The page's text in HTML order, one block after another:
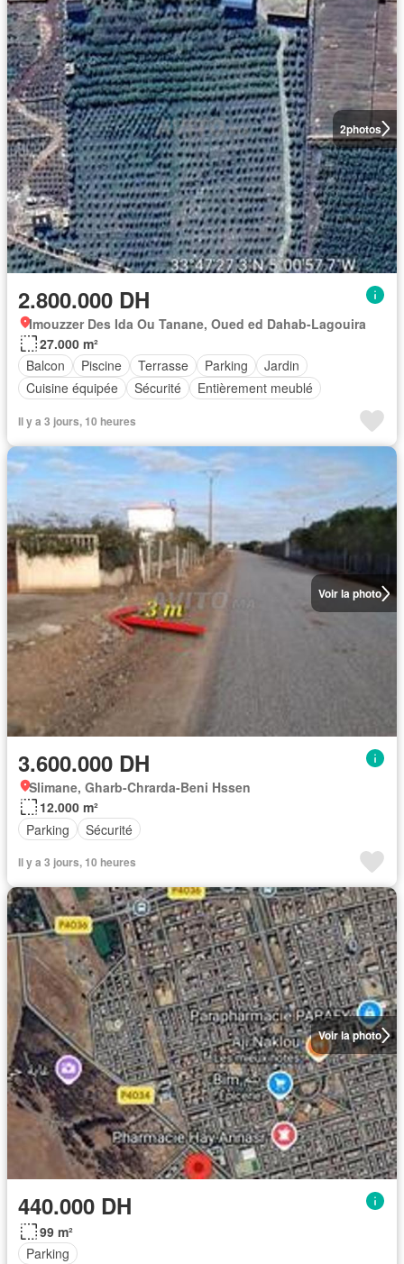
2photos
2.800.000 DH
Imouzzer Des Ida Ou Tanane, Oued ed Dahab-Lagouira
27.000 m²
Balcon
Piscine Terrasse Parking
Jardin
Cuisine équipée
Sécurité Entièrement meublé
Il y a 3 jours, 10 heures
Voir la photo
3.600.000 DH
Slimane, Gharb-Chrarda-Beni Hssen
12.000 m²
Parking
Sécurité
Il y a 3 jours, 10 heures
Voir la photo
440.000 DH
99 m²
Parking